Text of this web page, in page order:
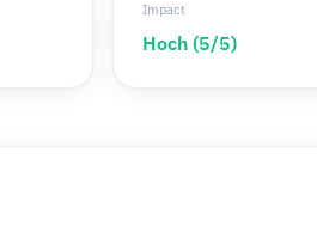
Impact
Hoch (5/5)